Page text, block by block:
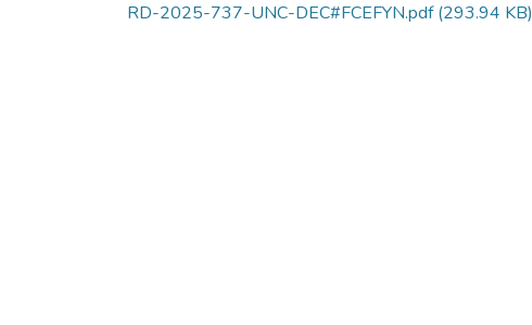
RD-2025-737-UNC-DEC#FCEFYN.pdf(293.94 KB)